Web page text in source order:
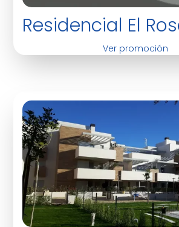
Residencial El
Ver promoción